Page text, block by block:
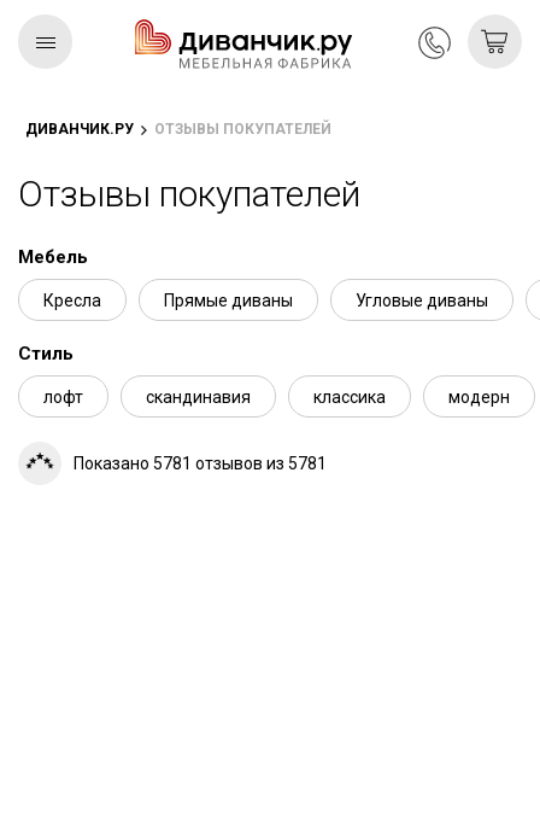
ДИВАНЧИК.РУ ОТЗЫВЫ ПОКУПАТЕЛЕЙ
Отзывы покупателей
Мебель
Кресла Прямые диваны Угловые диваны
Стиль
лофт скандинавия классика модерн
Показано 5781 отзывов из 5781
коллекция